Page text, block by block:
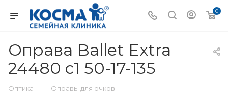
0
Оправа Ballet Extra
24480 c1 50-17-135
Оптика — Оправы для очков —